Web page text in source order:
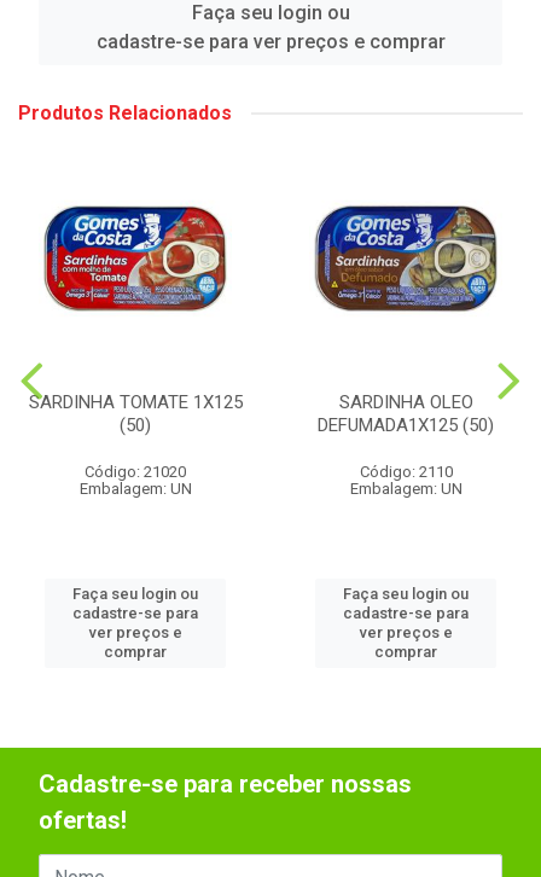
Faça seu login ou
cadastre-se para ver preços e comprar
Produtos Relacionados
SARDINHA TOMATE 1X125
(50)
Código: 21020
Embalagem: UN
Faça seu login ou
cadastre-se para
ver preços e
comprar
SARDINHA OLEO
DEFUMADA1X125 (50)
Código: 2110
Embalagem: UN
Faça seu login ou
cadastre-se para
ver preços e
comprar
Cadastre-se para receber nossas
ofertas!